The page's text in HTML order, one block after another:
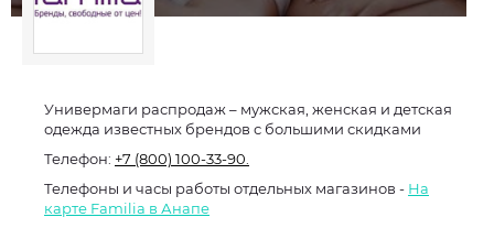
Универмаги распродаж – мужская, женская и детская
одежда известных брендов с большими скидками
Телефон: +7 (800) 100-33-90.
Телефоны и часы работы отдельных магазинов - На
карте Familia в Анапе